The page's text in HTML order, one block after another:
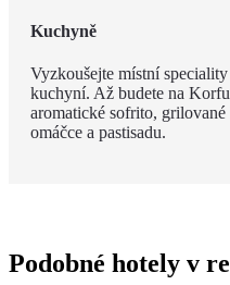
Kuchyně
Vyzkoušejte místní
kuchyní. Až budete na
aromatické sofrito,
omáčce a pastisadu.
Podobné hotely v